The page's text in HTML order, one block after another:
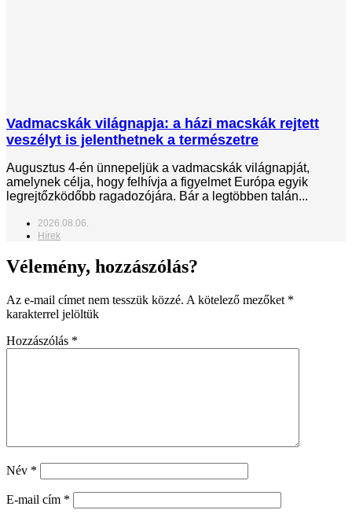
Vadmacskák világnapja: a házi macskák rejtett
veszélyt is jelenthetnek a természetre
Augusztus 4-én ünnepeljük a vadmacskák világnapját,
amelynek célja, hogy felhívja a figyelmet Európa egyik
legrejtőzködőbb ragadozójára. Bár a legtöbben talán...
2026.08.06.
Hírek
Vélemény, hozzászólás?
Az e-mail címet nem tesszük közzé. A kötelező mezőket *
karakterrel jelöltük
Hozzászólás *
Név *
E-mail cím *